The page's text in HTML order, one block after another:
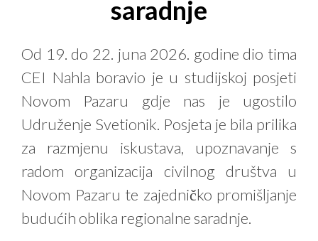
saradnje
Od 19. do 22. juna 2026. godine dio tima
CEI Nahla boravio je u studijskoj posjeti
Novom Pazaru gdje nas je ugostilo
Udruženje Svetionik. Posjeta je bila prilika
za razmjenu iskustava, upoznavanje s
radom organizacija civilnog društva u
Novom Pazaru te zajedničko promišljanje
budućih oblika regionalne saradnje.